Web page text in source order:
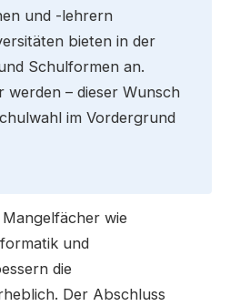
und -lehrern
bieten in der
Schulformen an.
werden – dieser Wunsch
im Vordergrund
wie
und
die
Der Abschluss